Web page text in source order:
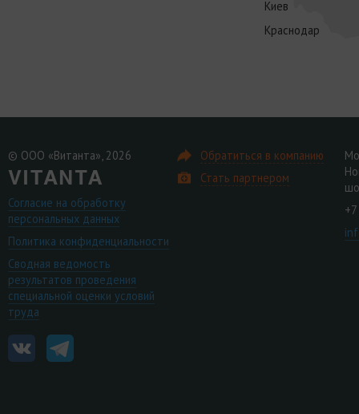
Киев
Краснодар
© ООО «Витанта», 2026
Согласие на обработку
персональных данных
Политика конфиденциальности
Сводная ведомость
результатов проведения
специальной оценки условий
труда
Обратиться в компанию
Стать партнером